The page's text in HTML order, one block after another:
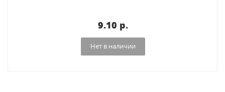
9.10 p.
Нет в наличии